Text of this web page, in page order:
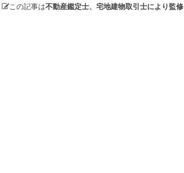
この記事は不動産鑑定士、宅地建物取引士により監修